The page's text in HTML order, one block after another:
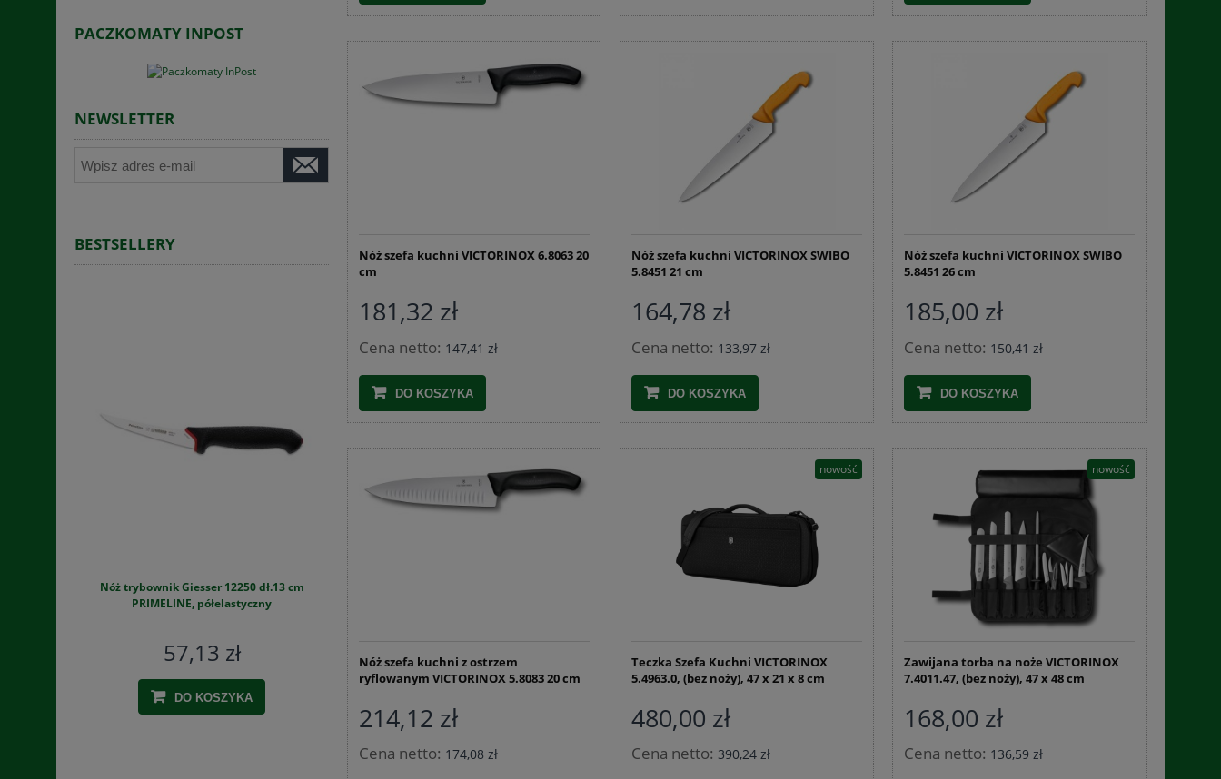
PACZKOMATY INPOST
NEWSLETTER
BESTSELLERY
Nóż trybownik Giesser 12250 dł.13 cm
PRIMELINE, półelastyczny
57,13 zł
DO KOSZYKA
76,25 zł
Nadziewarka do kiełbas 3kg
Cena regularna:245,99 zł
Najniższa cena:245,99 zł
DO KOSZYKA
Czosnek granulowany 1 kg
31,34 zł
Nóż szefa kuchni VICTORINOX 6.8063 20
cm
181,32 zł
Cena netto: 147,41 zł
DO KOSZYKA
Nóż szefa kuchni VICTORINOX SWIBO
5.8451 21 cm
164,78 zł
Cena netto: 133,97 zł
DO KOSZYKA
Nóż szefa kuchni VICTORINOX SWIBO
5.8451 26 cm
185,00 zł
Cena netto: 150,41 zł
DO KOSZYKA
Nóż szefa kuchni z ostrzem
ryflowanym VICTORINOX 5.8083 20 cm
214,12 zł
Cena netto: 174,08 zł
Teczka Szefa Kuchni VICTORINOX
5.4963.0, (bez noży), 47 x 21 x 8 cm
480,00 zł
Cena netto: 390,24 zł
nowość
Zawijana torba na noże VICTORINOX
7.4011.47, (bez noży), 47 x 48 cm
168,00 zł
Cena netto: 136,59 zł
nowość